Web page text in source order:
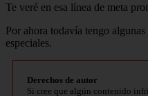
Te veré en esa línea de meta
Por ahora todavía tengo
especiales.
Derechos de autor
Si cree que algún contenido